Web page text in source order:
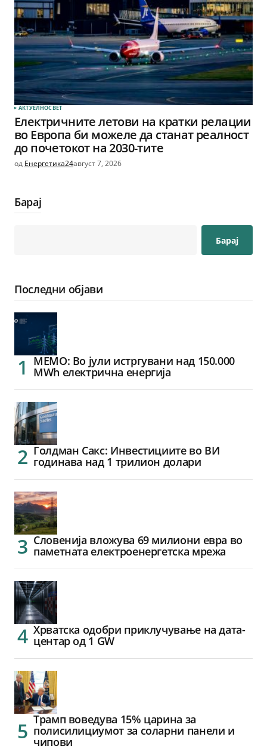
АКТУЕЛНОСВЕТ
Електричните летови на кратки релации
во Европа би можеле да станат реалност
до почетокот на 2030-тите
од Енергетика24август 7, 2026
Барај
Барај
Последни објави
МЕМО: Во јули истргувани над 150.000
MWh електрична енергија
Голдман Сакс: Инвестициите во ВИ
годинава над 1 трилион долари
Словенија вложува 69 милиони евра во
паметната електроенергетска мрежа
Хрватска одобри приклучување на дата-
центар од 1 GW
Трамп воведува 15% царина за
полисилициумот за соларни панели и
чипови